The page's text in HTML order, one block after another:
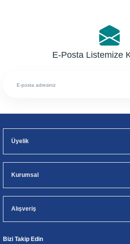
E-Posta Listemize
Üyelik
Kurumsal
Alışveriş
Bizi Takip Edin